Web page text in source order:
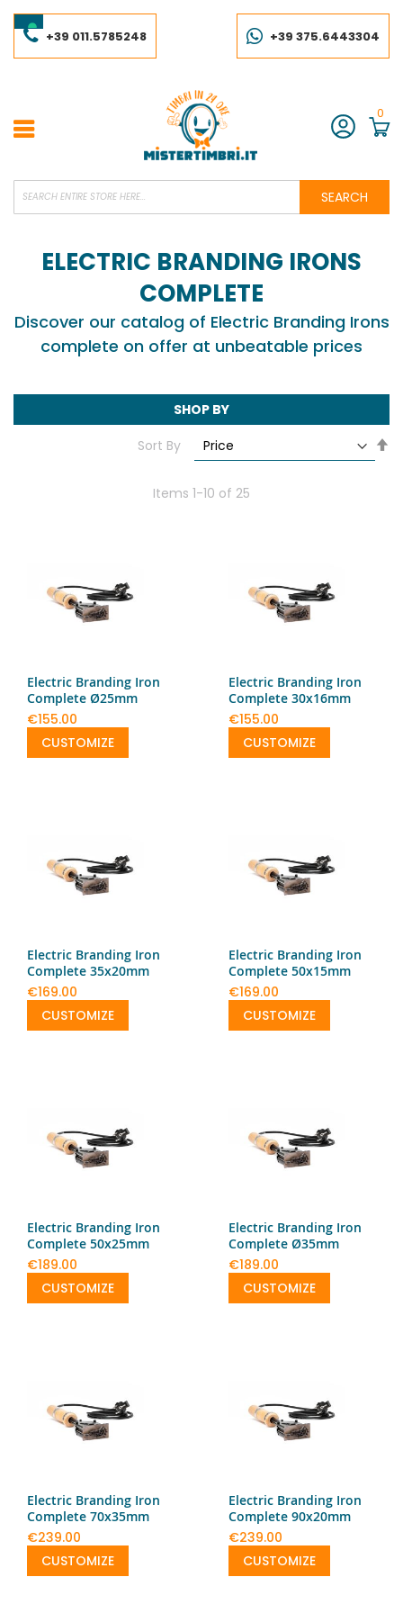
to
Content+39 011.5785248 +39 375.6443304
Account
0
SEARCH
ELECTRIC BRANDING IRONS
COMPLETE
Discover our catalog of Electric Branding Irons
complete on offer at unbeatable prices
Items 1-10 of 25
Sort By
Electric Branding Iron
Complete Ø25mm
€155.00
CUSTOMIZE
Electric Branding Iron
Complete 30x16mm
€155.00
CUSTOMIZE
Electric Branding Iron
Complete 35x20mm
€169.00
CUSTOMIZE
Electric Branding Iron
Complete 50x15mm
€169.00
CUSTOMIZE
Electric Branding Iron
Complete 50x25mm
€189.00
CUSTOMIZE
Electric Branding Iron
Complete Ø35mm
€189.00
CUSTOMIZE
Electric Branding Iron
Complete 70x35mm
€239.00
CUSTOMIZE
Electric Branding Iron
Complete 90x20mm
€239.00
CUSTOMIZE
SHOP BY